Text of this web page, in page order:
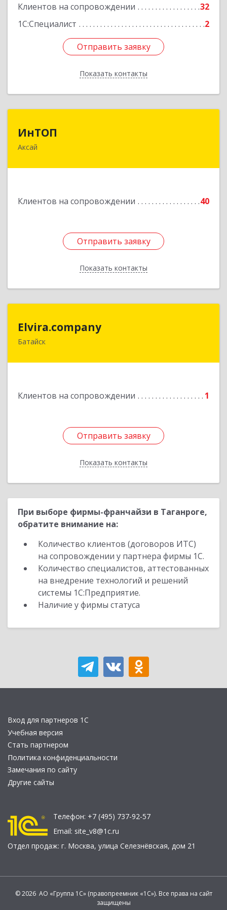
Клиентов на сопровождении
32
1С:Специалист
2
Отправить заявку
Показать контакты
Отправить заявку
Назад
ИнТОП
Аксай
Клиентов на сопровождении 40
Отправить заявку
Показать контакты
344000, Ростов-на-Дону г, Буденновский пр-кт,
Отправить заявку
Назад
Elvira.company
Батайск
Клиентов на сопровождении 1
Отправить заявку
Показать контакты
Отправить заявку
Назад
При выборе фирмы-франчайзи в Таганроге,
обратите внимание на:
Количество клиентов (договоров ИТС)
на сопровождении у партнера фирмы 1С.
Количество специалистов, аттестованных
на внедрение технологий и решений
системы 1С:Предприятие.
Наличие у фирмы статуса
Вход для партнеров 1С
Учебная версия
Стать партнером
Политика конфиденциальности
Замечания по сайту
Другие сайты
Телефон: +7 (495) 737-92-57
Email: site_v8@1c.ru
Отдел продаж: г. Москва, улица Селезнёвская, дом 21
© 2026 АО «Группа 1С» (правопреемник «1С»). Все права на сайт
защищены